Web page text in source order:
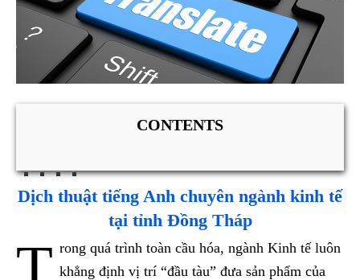
CONTENTS
Dịch thuật tiếng Anh chuyên ngành kinh tế
tại tỉnh Đồng Tháp
rong quá trình toàn cầu hóa, ngành Kinh tế luôn
khẳng định vị trí “đầu tàu” đưa sản phẩm của